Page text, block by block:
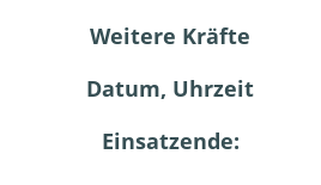
Weitere Kräfte
Datum, Uhrzeit
Einsatzende: